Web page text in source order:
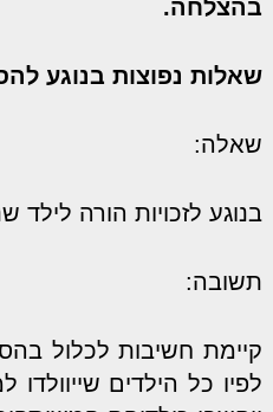
בהצלחה.
שאלות נפוצות בנוגע
שאלה:
בנוגע לזכויות הורה לילד
תשובה:
קיימת חשיבות לכלול
לפיו כל הילדים שייוולדו